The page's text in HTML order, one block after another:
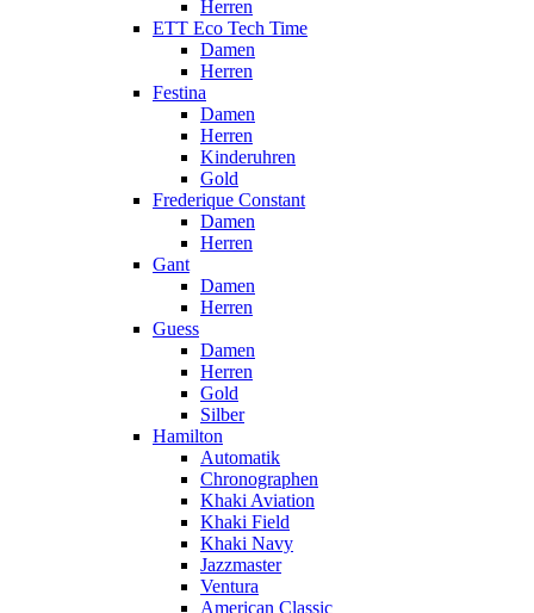
Herren
ETT Eco Tech Time
Damen
Herren
Festina
Damen
Herren
Kinderuhren
Gold
Frederique Constant
Damen
Herren
Gant
Damen
Herren
Guess
Damen
Herren
Gold
Silber
Hamilton
Automatik
Chronographen
Khaki Aviation
Khaki Field
Khaki Navy
Jazzmaster
Ventura
American Classic